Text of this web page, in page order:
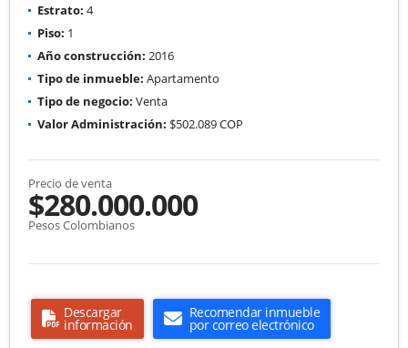
Estrato: 4
Piso: 1
Año construcción: 2016
Tipo de inmueble: Apartamento
Tipo de negocio: Venta
Valor Administración: $502.089 COP
Precio de venta
$280.000.000
Pesos Colombianos
Descargar
información
Recomendar inmueble
por correo electrónico